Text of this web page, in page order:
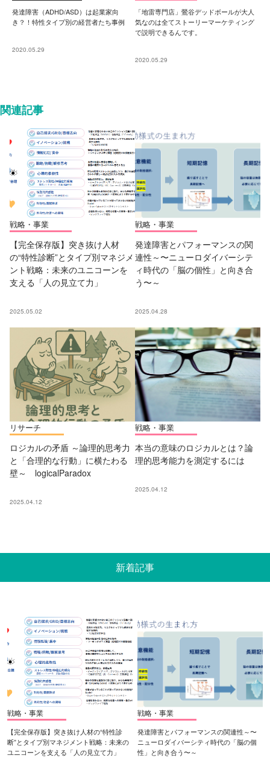
発達障害（ADHD/ASD）は起業家向
き？！特性タイプ別の経営者たち事例
2020.05.29
「地雷専門店」鶯谷デッドボールが大人
気なのは全てストーリーマーケティング
で説明できるんです。
2020.05.29
関連記事
戦略・事業
【完全保存版】突き抜け人材
の“特性診断”とタイプ別マネジメ
ント戦略：未来のユニコーンを
支える「人の見立て力」
2025.05.02
戦略・事業
発達障害とパフォーマンスの関
連性～〜ニューロダイバーシテ
ィ時代の「脳の個性」と向き合
う〜～
2025.04.28
リサーチ
ロジカルの矛盾 ～論理的思考力
と「合理的な行動」に横たわる
壁～ logicalParadox
2025.04.12
戦略・事業
本当の意味のロジカルとは？論
理的思考能力を測定するには
2025.04.12
新着記事
戦略・事業
【完全保存版】突き抜け人材の“特性診
断”とタイプ別マネジメント戦略：未来の
ユニコーンを支える「人の見立て力」
戦略・事業
発達障害とパフォーマンスの関連性～〜
ニューロダイバーシティ時代の「脳の個
性」と向き合う〜～